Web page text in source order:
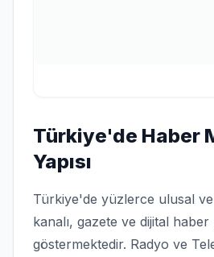
Türkiye'de Haber
Yapısı
Türkiye'de yüzlerce ulusal
kanalı, gazete ve dijital
göstermektedir. Radyo ve